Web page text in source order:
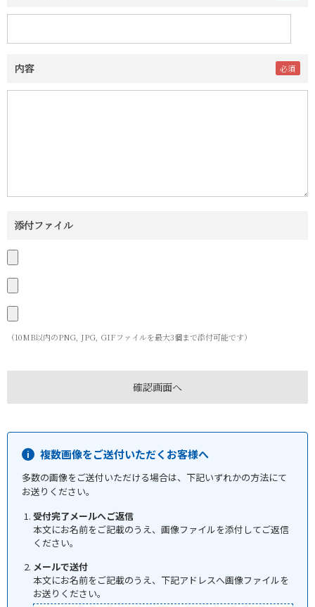
内容
添付ファイル
（10MB以内のPNG, JPG, GIFファイルを最大3個まで添付可能です）
複数画像をご送付いただくお客様へ
多数の画像をご送付いただける場合は、下記いずれかの方法にて
お送りください。
受付完了メールへご返信
本文にお名前をご記載のうえ、画像ファイルを添付してご返信
ください。
メールで送付
本文にお名前をご記載のうえ、下記アドレスへ画像ファイルを
お送りください。